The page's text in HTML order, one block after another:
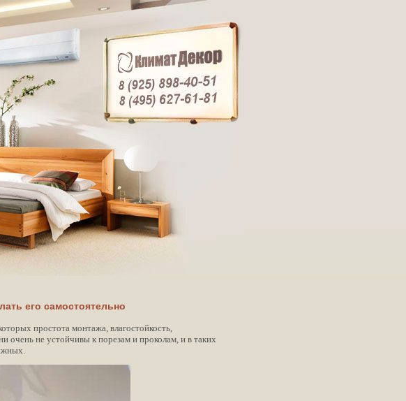
его самостоятельно
простота монтажа, влагостойкость,
очень не устойчивы к порезам и проколам, и в таких